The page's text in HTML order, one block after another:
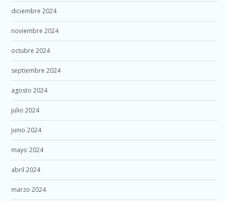
diciembre 2024
noviembre 2024
octubre 2024
septiembre 2024
agosto 2024
julio 2024
junio 2024
mayo 2024
abril 2024
marzo 2024